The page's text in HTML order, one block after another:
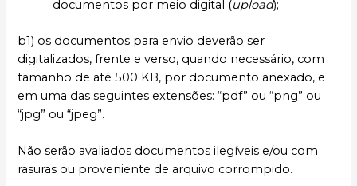
documentos por meio digital (upload);
b1) os documentos para envio deverão ser
digitalizados, frente e verso, quando necessário, com
tamanho de até 500 KB, por documento anexado, e
em uma das seguintes extensões: “pdf” ou “png” ou
“jpg” ou “jpeg”.
Não serão avaliados documentos ilegíveis e/ou com
rasuras ou proveniente de arquivo corrompido.